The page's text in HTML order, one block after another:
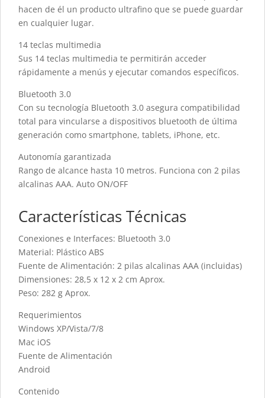
hacen de él un producto ultrafino que se puede guardar
en cualquier lugar.
14 teclas multimedia
Sus 14 teclas multimedia te permitirán acceder
rápidamente a menús y ejecutar comandos específicos.
Bluetooth 3.0
Con su tecnología Bluetooth 3.0 asegura compatibilidad
total para vincularse a dispositivos bluetooth de última
generación como smartphone, tablets, iPhone, etc.
Autonomía garantizada
Rango de alcance hasta 10 metros. Funciona con 2 pilas
alcalinas AAA. Auto ON/OFF
Características Técnicas
Conexiones e Interfaces: Bluetooth 3.0
Material: Plástico ABS
Fuente de Alimentación: 2 pilas alcalinas AAA (incluidas)
Dimensiones: 28,5 x 12 x 2 cm Aprox.
Peso: 282 g Aprox.
Requerimientos
Windows XP/Vista/7/8
Mac iOS
Fuente de Alimentación
Android
Contenido